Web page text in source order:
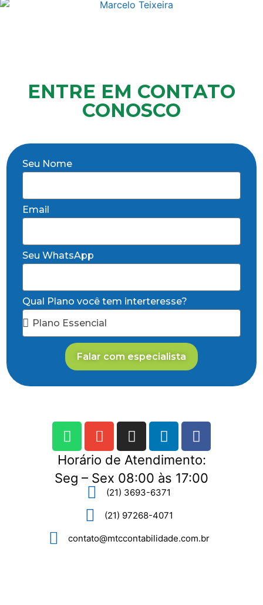
ENTRE EM CONTATO
CONOSCO
Seu Nome
Email
Seu WhatsApp
Qual Plano você tem interteresse?
Falar com especialista
Horário de Atendimento:
Seg – Sex 08:00 às 17:00
(21) 3693-6371
(21) 97268-4071
contato@mtccontabilidade.com.br